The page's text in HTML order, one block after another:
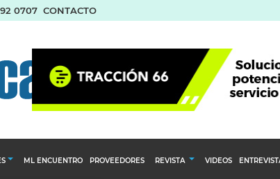
0707 CONTACTO
ML ENCUENTRO PROVEEDORES REVISTA VIDEOS